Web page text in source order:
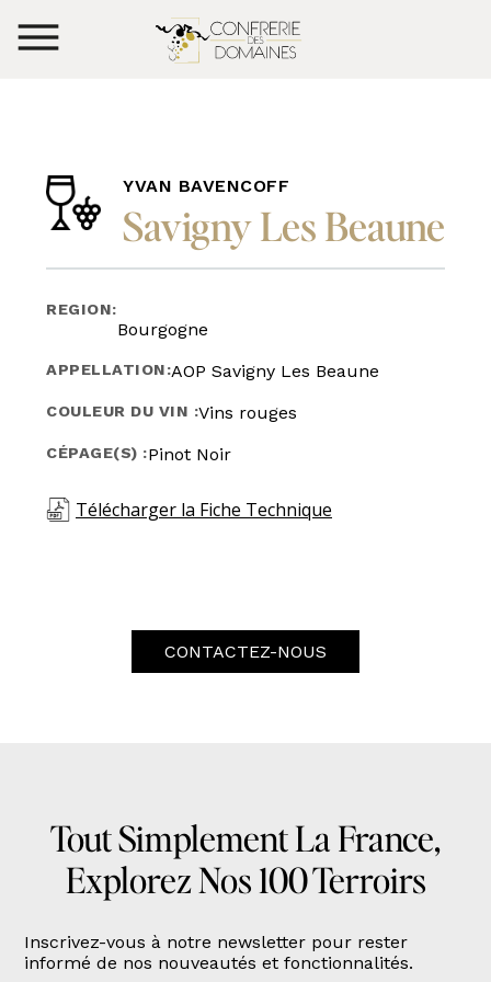
YVAN BAVENCOFF
Savigny Les Beaune
REGION:
Bourgogne
APPELLATION:AOP Savigny Les Beaune
COULEUR DU VIN :Vins rouges
CÉPAGE(S) :Pinot Noir
Télécharger la Fiche Technique
CONTACTEZ-NOUS
Tout Simplement La France,
Explorez Nos 100 Terroirs
Inscrivez-vous à notre newsletter pour rester
informé de nos nouveautés et fonctionnalités.